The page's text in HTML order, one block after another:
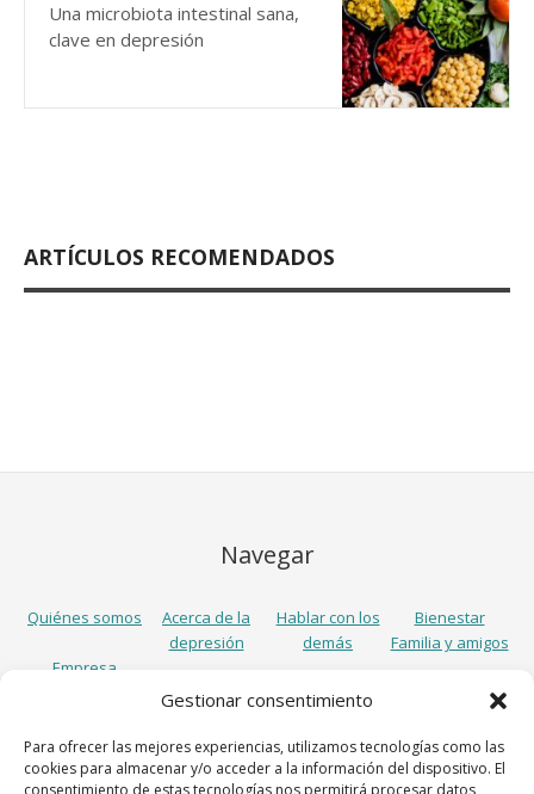
Gestionar consentimiento
Para ofrecer las mejores experiencias, utilizamos tecnologías como las
cookies para almacenar y/o acceder a la información del dispositivo. El
consentimiento de estas tecnologías nos permitirá procesar datos
Una microbiota intestinal sana,
clave en depresión
ARTÍCULOS RECOMENDADOS
Navegar
Quiénes somos
Acerca de la
depresión
Hablar con los
demás
Bienestar
Familia y amigos
Empresa
Síguenos